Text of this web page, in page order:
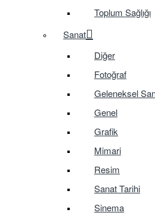
Toplum Sağlığı
Sanat
Diğer
Fotoğraf
Geleneksel
Genel
Grafik
Mimari
Resim
Sanat Tarihi
Sinema